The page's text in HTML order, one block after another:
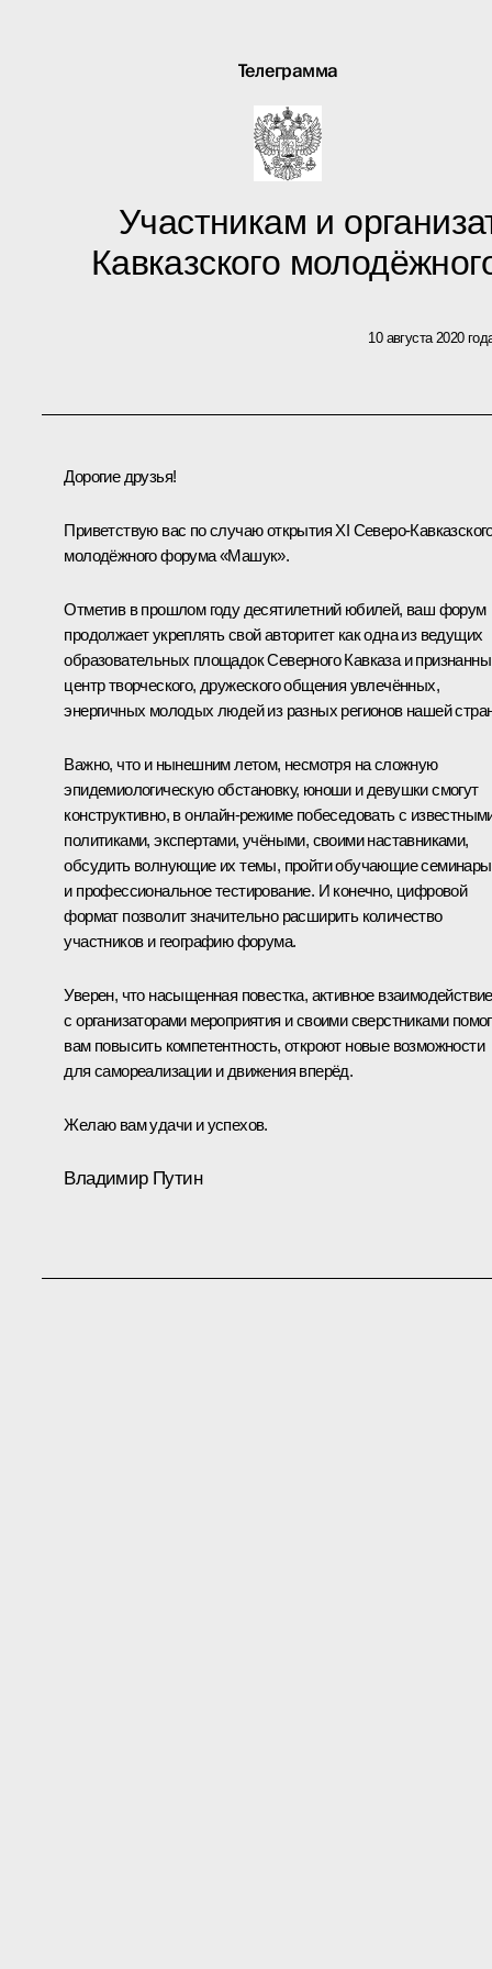
Телеграмма
Участникам и
Кавказского
10 августа 2020
Дорогие друзья!
Приветствую вас по случаю открытия XI Северо-
молодёжного форума «Машук».
Отметив в прошлом году десятилетний юбилей, ваш форум
продолжает укреплять свой авторитет как одна из ведущих
образовательных площадок Северного Кавказа и
центр творческого, дружеского общения увлечённых,
энергичных молодых людей из разных регионов нашей
Важно, что и нынешним летом, несмотря на сложную
эпидемиологическую обстановку, юноши и девушки смогут
конструктивно, в онлайн-режиме побеседовать с
политиками, экспертами, учёными, своими наставниками,
обсудить волнующие их темы, пройти обучающие семинары
и профессиональное тестирование. И конечно, цифровой
формат позволит значительно расширить количество
участников и географию форума.
Уверен, что насыщенная повестка, активное взаимодействие
с организаторами мероприятия и своими сверстниками
вам повысить компетентность, откроют новые возможности
для самореализации и движения вперёд.
Желаю вам удачи и успехов.
Владимир Путин